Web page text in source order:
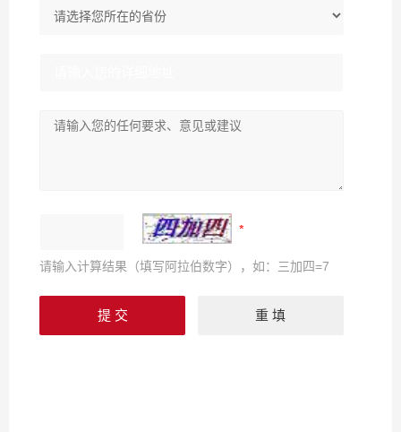
请输入计算结果（填写阿拉伯数字），如：三加四=7